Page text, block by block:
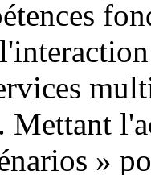
Mettant
»